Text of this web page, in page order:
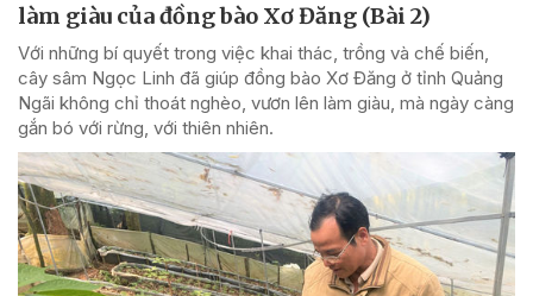
làm giàu của đồng bào Xơ Đăng (Bài 2)
Với những bí quyết trong việc khai thác, trồng và chế biến,
cây sâm Ngọc Linh đã giúp đồng bào Xơ Đăng ở tỉnh Quảng
Ngãi không chỉ thoát nghèo, vươn lên làm giàu, mà ngày càng
gắn bó với rừng, với thiên nhiên.